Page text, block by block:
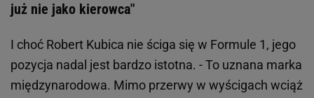
już nie jako kierowca"
I choć Robert Kubica nie ściga się w Formule 1, jego
pozycja nadal jest bardzo istotna. - To uznana marka
międzynarodowa. Mimo przerwy w wyścigach wciąż